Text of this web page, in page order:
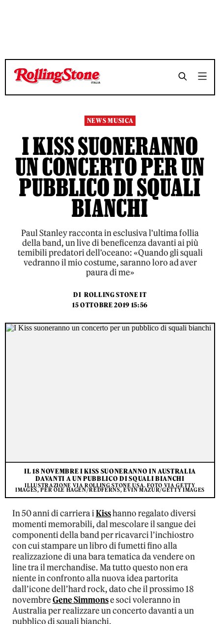
TEMPO DI LETTURA 4 MINUTI
TEMPO DI LETTURA 4 MINUTI
NEWS MUSICA
I KISS SUONERANNO
UN CONCERTO PER UN
PUBBLICO DI SQUALI
BIANCHI
Paul Stanley racconta in esclusiva l'ultima follia
della band, un live di beneficenza davanti ai più
temibili predatori dell'oceano: «Quando gli squali
vedranno il mio costume, saranno loro ad aver
paura di me»
DI ROLLING STONE IT
15 OTTOBRE 2019 15:56
IL 18 NOVEMBRE I KISS SUONERANNO IN AUSTRALIA
DAVANTI A UN PUBBLICO DI SQUALI BIANCHI
ILLUSTRAZIONE VIA ROLLING STONE USA. FOTO VIA GETTY
IMAGES, PER OLE HAGEN/REDFERNS, EVIN MAZUR/GETTY IMAGES
In 50 anni di carriera iKisshanno regalato diversi
momenti memorabili, dal mescolare il sangue dei
componenti della band per ricavarci l’inchiostro
con cui stampare un libro di fumetti fino alla
realizzazione di una bara tematica da vendere on
line tra il merchandise. Ma tutto questo non era
niente in confronto alla nuova idea partorita
dall’icone dell’hard rock, dato che il prossimo 18
novembreGene Simmonse soci voleranno in
Australia per realizzare un concerto davanti a un
pubblico di squali bianchi.